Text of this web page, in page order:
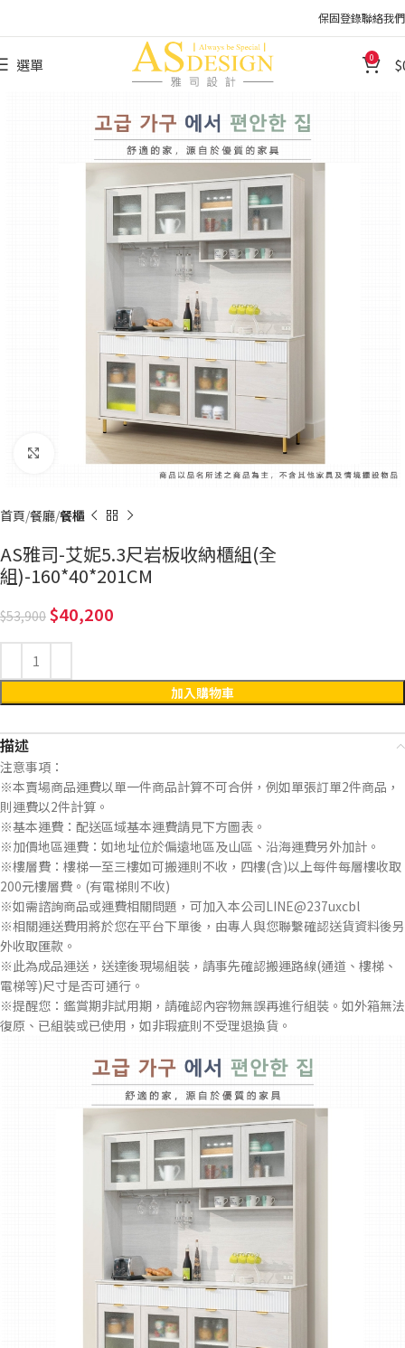
保固登錄聯絡我們
選單 0
Click to enlarge
首頁 餐廳 餐櫃
AS雅司-艾妮5.3尺岩板收納櫃組(全
組)-160*40*201CM
53,900 40,200
加入購物車
描述
注意事項：
※本賣場商品運費以單一件商品計算不可合併，例如單張訂單2件商品，
則運費以2件計算。
※基本運費：配送區域基本運費請見下方圖表。
※加價地區運費：如地址位於偏遠地區及山區、沿海運費另外加計。
※樓層費：樓梯一至三樓如可搬運則不收，四樓(含)以上每件每層樓收取
200元樓層費。(有電梯則不收)
※如需諮詢商品或運費相關問題，可加入本公司LINE@237uxcbl
※相關運送費用將於您在平台下單後，由專人與您聯繫確認送貨資料後另
外收取匯款。
※此為成品運送，送達後現場組裝，請事先確認搬運路線(通道、樓梯、
電梯等)尺寸是否可通行。
※提醒您：鑑賞期非試用期，請確認內容物無誤再進行組裝。如外箱無法
復原、已組裝或已使用，如非瑕疵則不受理退換貨。